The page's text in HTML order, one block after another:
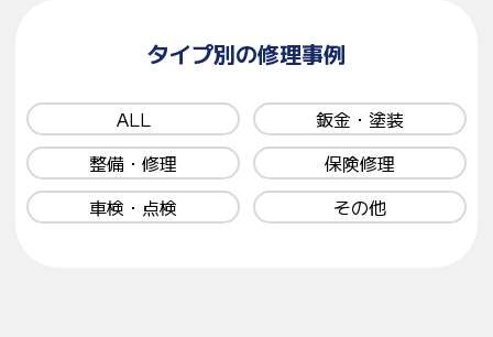
タイプ別の修理事例
ALL
鈑金・塗装
整備・修理
保険修理
車検・点検
その他